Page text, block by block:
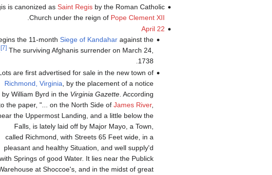
is canonized as Saint Regisby the Roman Catholic
Church under the reign of Pope Clement XII
April 22
the 11-monthSiege of Kandahar against the
. [7] The surviving Afghanis surrender on March 24,
1738.
are first advertised for sale in the new town of
Richmond, Virginia , by the placement of a notice
by William Byrd in the Virginia Gazette . According
the paper, "... on the North Side ofJames River,
the Uppermost Landing, and a little below the
Falls, is lately laid off by Major Mayo, a Town,
called Richmond, with Streets 65 Feet wide, in a
pleasant and healthy Situation, and well supply'd
with Springs of good Water. It lies near the Publick
at Shoccoe's, and in the midst of great